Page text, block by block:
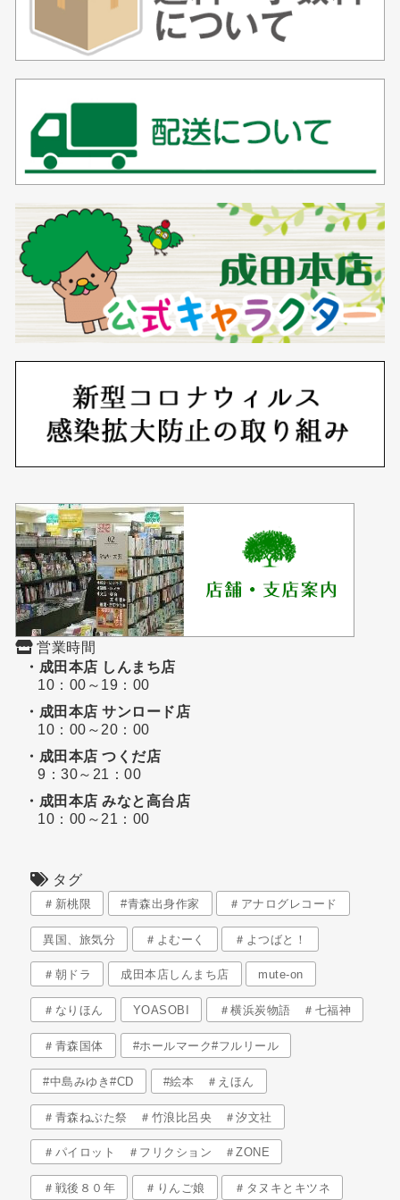
営業時間
・成田本店 しんまち店
10：00～19：00
・成田本店 サンロード店
10：00～20：00
・成田本店 つくだ店
9：30～21：00
・成田本店 みなと高台店
10：00～21：00
タグ
＃新桃限 #青森出身作家 ＃アナログレコード
異国、旅気分 ＃よむーく ＃よつばと！
＃朝ドラ 成田本店しんまち店 mute-on
＃なりほん YOASOBI ＃横浜炭物語 ＃七福神
＃青森国体 #ホールマーク#フルリール
#中島みゆき#CD #絵本 ＃えほん
＃青森ねぶた祭 ＃竹浪比呂央 ＃汐文社
＃パイロット ＃フリクション ＃ZONE
＃戦後８０年 ＃りんご娘 ＃タヌキとキツネ